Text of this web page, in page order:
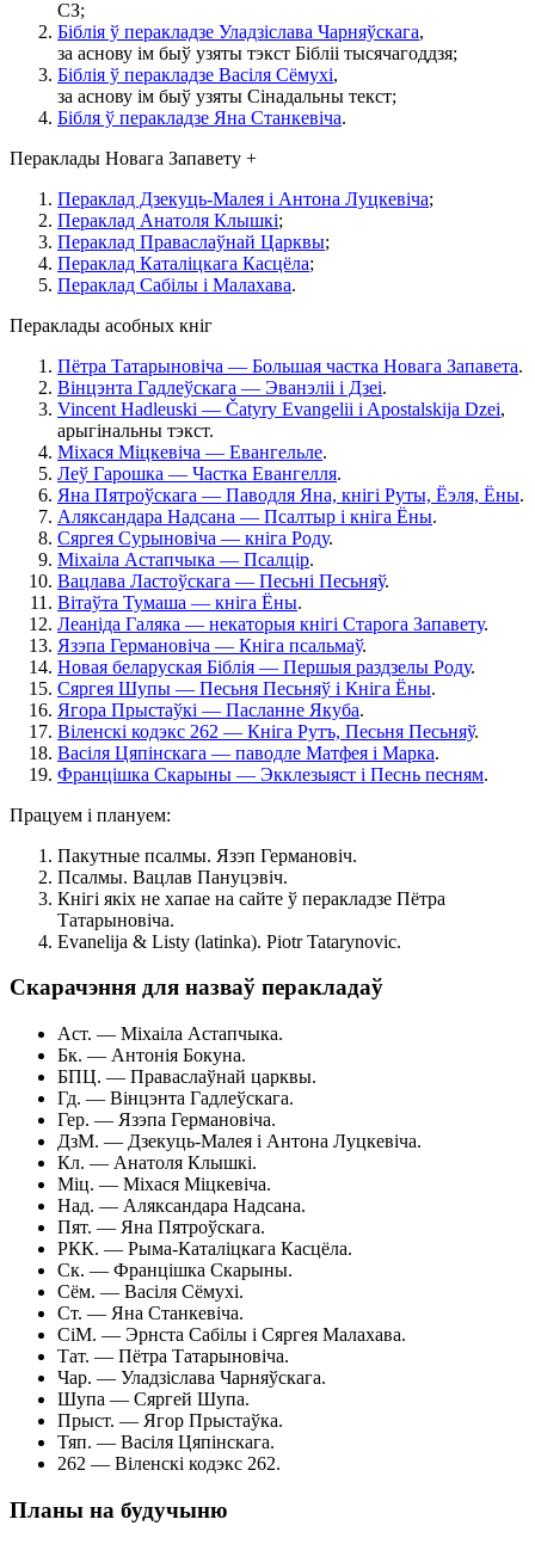
СЗ;
Біблія ў перакладзе Уладзіслава Чарняўскага,
за аснову ім быў узяты тэкст Бібліі тысячагоддзя;
Біблія ў перакладзе Васіля Сёмухі,
за аснову ім быў узяты Сінадальны текст;
Бібля ў перакладзе Яна Станкевіча.
Пераклады Новага Запавету +
Пераклад Дзекуць-Малея і Антона Луцкевіча;
Пераклад Анатоля Клышкі;
Пераклад Праваслаўнай Царквы;
Пераклад Каталіцкага Касцёла;
Пераклад Сабілы і Малахава.
Пераклады асобных кніг
Пётра Татарыновіча — Большая частка Новага Запавета.
Вінцэнта Гадлеўскага — Эванэліі і Дзеі.
Vincent Hadleuski — Čatyry Evangelii i Apostalskija Dzei,
арыгінальны тэкст.
Міхася Міцкевіча — Евангельле.
Леў Гарошка — Частка Евангелля.
Яна Пятроўскага — Паводля Яна, кнігі Руты, Ёэля, Ёны.
Аляксандара Надсана — Псалтыр і кніга Ёны.
Сяргея Сурыновіча — кніга Роду.
Міхаіла Астапчыка — Псалцір.
Вацлава Ластоўскага — Песьні Песьняў.
Вітаўта Тумаша — кніга Ёны.
Леаніда Галяка — некаторыя кнігі Старога Запавету.
Язэпа Германовіча — Кніга псальмаў.
Новая беларуская Біблія — Першыя раздзелы Роду.
Сяргея Шупы — Песьня Песьняў і Кніга Ёны.
Ягора Прыстаўкі — Пасланне Якуба.
Віленскі кодэкс 262 — Кніга Рутъ, Песьня Песьняў.
Васіля Цяпінскага — паводле Матфея і Марка.
Францішка Скарыны — Экклезыяст і Песнь песням.
Працуем і плануем:
Пакутные псалмы. Язэп Германовіч.
Псалмы. Вацлав Пануцэвіч.
Кнігі якіх не хапае на сайте ў перакладзе Пётра
Татарыновіча.
Evanelija & Listy (latinka). Piotr Tatarynovic.
Скарачэння для назваў перакладаў
Аст. — Міхаіла Астапчыка.
Бк. — Антонія Бокуна.
БПЦ. — Праваслаўнай царквы.
Гд. — Вінцэнта Гадлеўскага.
Гер. — Язэпа Германовіча.
ДзМ. — Дзекуць-Малея і Антона Луцкевіча.
Кл. — Анатоля Клышкі.
Міц. — Міхася Міцкевіча.
Над. — Аляксандара Надсана.
Пят. — Яна Пятроўскага.
РКК. — Рыма-Каталіцкага Касцёла.
Ск. — Францішка Скарыны.
Сём. — Васіля Сёмухі.
Ст. — Яна Станкевіча.
СіМ. — Эрнста Сабілы і Сяргея Малахава.
Тат. — Пётра Татарыновіча.
Чар. — Уладзіслава Чарняўскага.
Шупа — Сяргей Шупа.
Прыст. — Ягор Прыстаўка.
Тяп. — Васіля Цяпінскага.
262 — Віленскі кодэкс 262.
Планы на будучыню